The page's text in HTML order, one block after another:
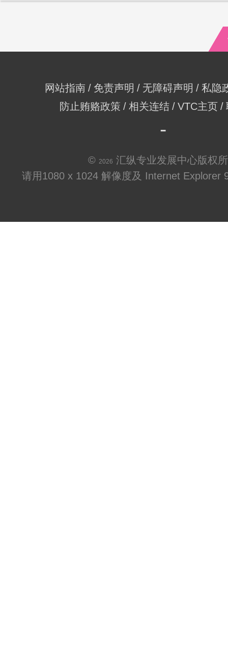
网站指南 免责声明 无障碍声明
私隐
防止贿赂政策
相关连结 VTC主页
© 2026 汇纵专业发展中心版权
请用1080 x 1024 解像度及 Internet Explorer